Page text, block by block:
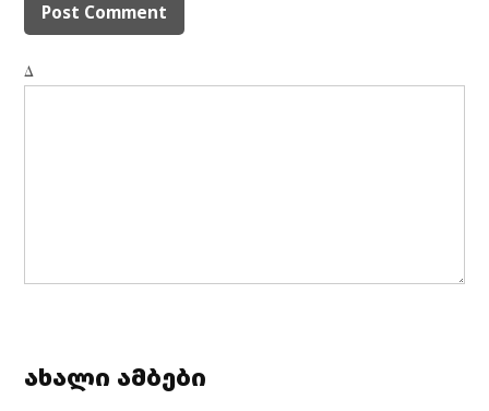
Δ
ახალი ამბები